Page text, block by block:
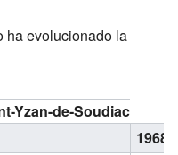
ha evolucionado la
Yzan-de-Soudiac
1968